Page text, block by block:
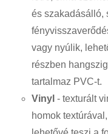
és szakadásálló,
vagy nyúlik,
részben
tartalmaz PVC-t.
Vinyl - texturált
homok